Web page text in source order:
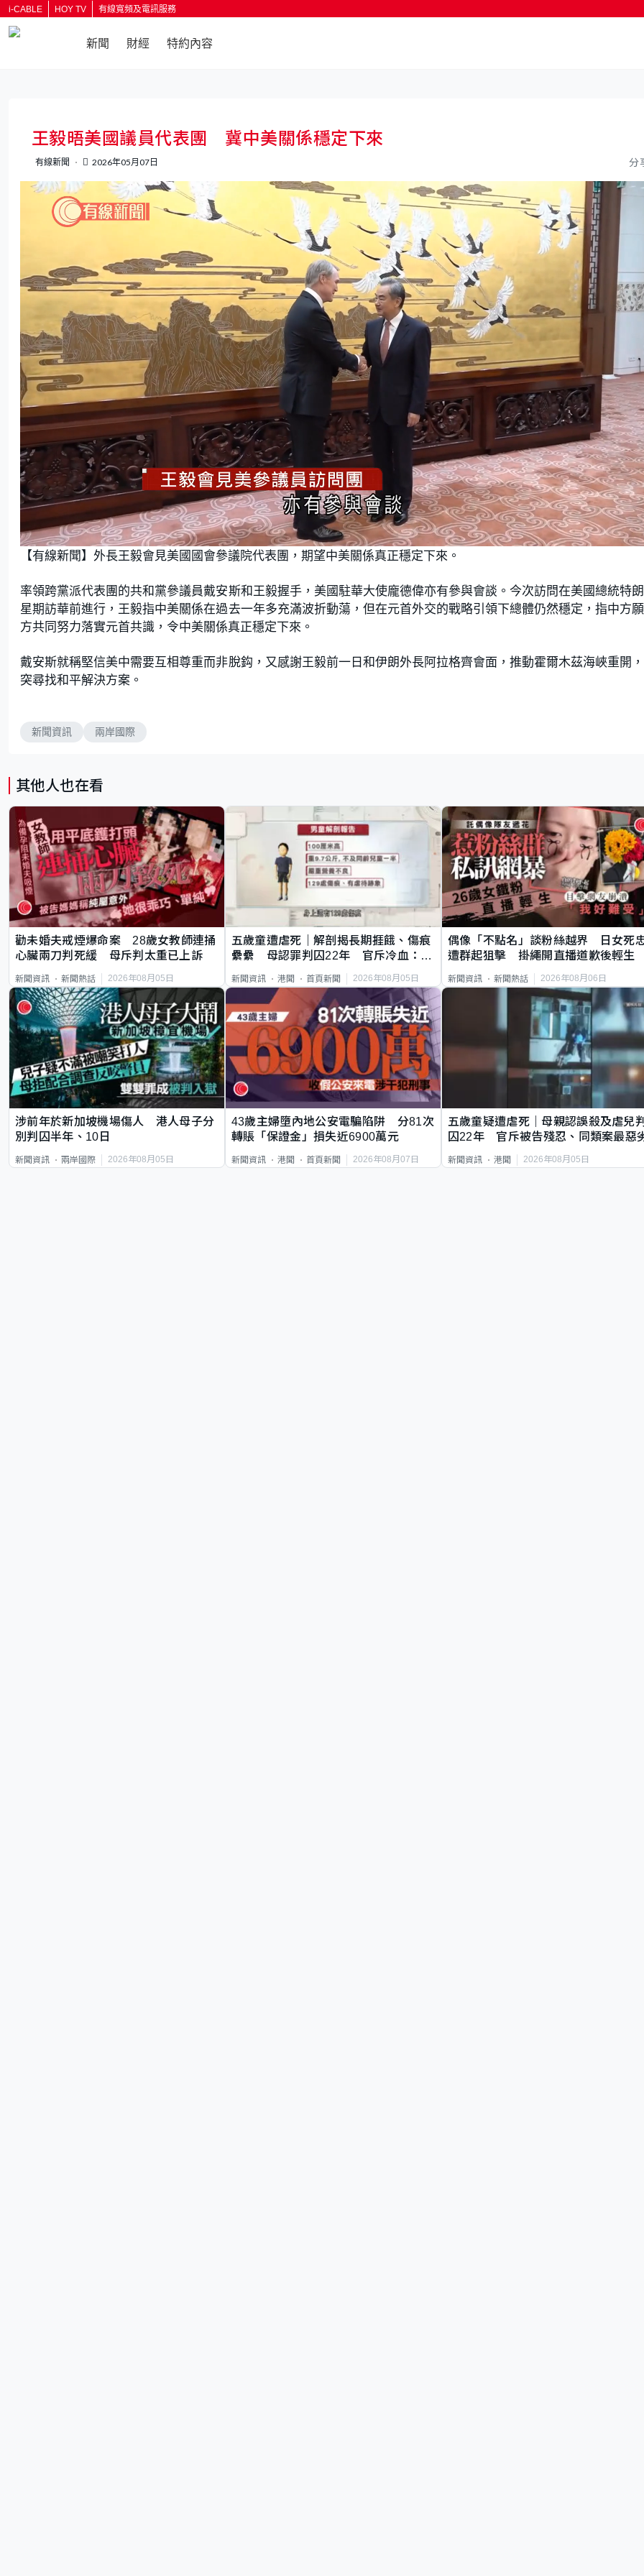
i-CABLE HOY TV 有線寬頻及電訊服務
新聞 財經 特約內容
王毅晤美國議員代表團 冀中美關係穩定下來
有線新聞 2026年05月07日 分
U
n
m
u
a
6
9
2
%
【有線新聞】外長王毅會見美國國會參議院代表團，期望中美關係真正穩定下來。
率領跨黨派代表團的共和黨參議員戴安斯和王毅握手，美國駐華大使龐德偉亦有參與會談。今次訪問在美國總統特
星期訪華前進行，王毅指中美關係在過去一年多充滿波折動蕩，但在元首外交的戰略引領下總體仍然穩定，指中方
方共同努力落實元首共識，令中美關係真正穩定下來。
戴安斯就稱堅信美中需要互相尊重而非脫鈎，又感謝王毅前一日和伊朗外長阿拉格齊會面，推動霍爾木茲海峽重開
突尋找和平解決方案。
新聞資訊 兩岸國際
其他人也在看
勸未婚夫戒煙爆命案 28歲女教師連捅
心臟兩刀判死緩 母斥判太重已上訴
新聞資訊 新聞熱話 2026年08月05日
五歲童遭虐死｜解剖揭長期捱餓、傷痕
纍纍 母認罪判囚22年 官斥冷血：同
新聞資訊 港聞 首頁新聞 2026年08月05日
偶像「不點名」談粉絲越界 日女死
遭群起狙擊 掛繩開直播道歉後輕生
新聞資訊 新聞熱話 2026年08月06日
涉前年於新加坡機場傷人 港人母子分
別判囚半年、10日
新聞資訊 兩岸國際 2026年08月05日
43歲主婦墮內地公安電騙陷阱 分81次
轉賬「保證金」損失近6900萬元
新聞資訊 港聞 首頁新聞 2026年08月07日
五歲童疑遭虐死｜母親認誤殺及虐兒
囚22年 官斥被告殘忍、同類案最惡
新聞資訊 港聞 2026年08月05日